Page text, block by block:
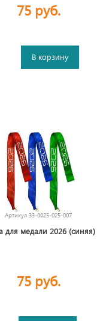
75 руб.
В корзину
Артикул 33-0025-025-007
для медали 2026 (синяя)
75 руб.